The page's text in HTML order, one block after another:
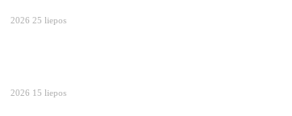
2026 25 liepos
2026 15 liepos